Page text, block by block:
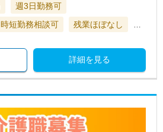
週3日勤務可
時短勤務相談可 残業ほぼなし
詳細を見る